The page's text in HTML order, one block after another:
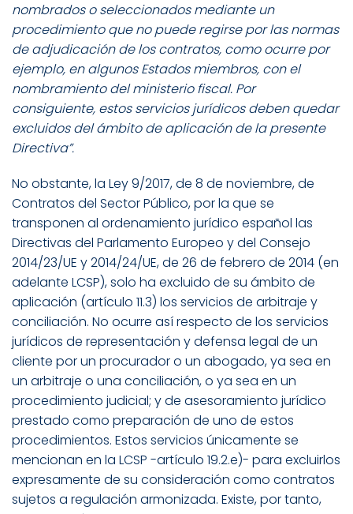
nombrados o seleccionados mediante un
procedimiento que no puede regirse por las normas
de adjudicación de los contratos, como ocurre por
ejemplo, en algunos Estados miembros, con el
nombramiento del ministerio fiscal. Por
consiguiente, estos servicios jurídicos deben quedar
excluidos del ámbito de aplicación de la presente
Directiva”.
No obstante, la Ley 9/2017, de 8 de noviembre, de
Contratos del Sector Público, por la que se
transponen al ordenamiento jurídico español las
Directivas del Parlamento Europeo y del Consejo
2014/23/UE y 2014/24/UE, de 26 de febrero de 2014 (en
adelante LCSP), solo ha excluido de su ámbito de
aplicación (artículo 11.3) los servicios de arbitraje y
conciliación. No ocurre así respecto de los servicios
jurídicos de representación y defensa legal de un
cliente por un procurador o un abogado, ya sea en
un arbitraje o una conciliación, o ya sea en un
procedimiento judicial; y de asesoramiento jurídico
prestado como preparación de uno de estos
procedimientos. Estos servicios únicamente se
mencionan en la LCSP -artículo 19.2.e)- para excluirlos
expresamente de su consideración como contratos
sujetos a regulación armonizada. Existe, por tanto,